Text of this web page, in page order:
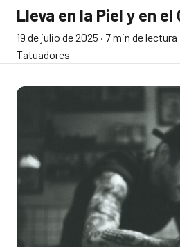
Lleva en la Piel y en el
19 de julio de 2025 · 7 min de lectura
Tatuadores